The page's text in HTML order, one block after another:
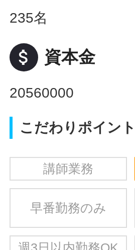
235名
attach_money 資本金
20560000
こだわりポイント
講師業務
早番勤務のみ